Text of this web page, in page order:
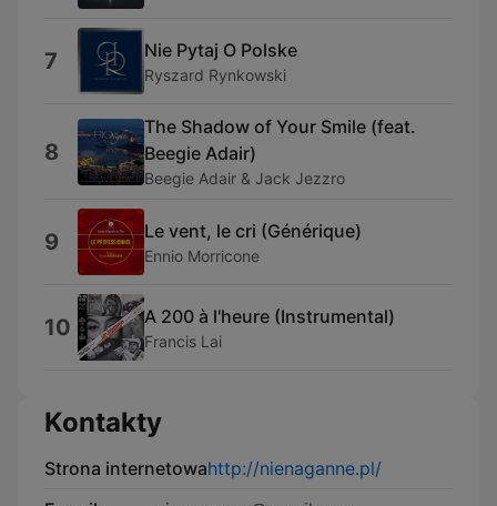
7 Nie Pytaj O Polske
Ryszard Rynkowski
8
The Shadow of Your Smile (feat.
Beegie Adair)
Beegie Adair & Jack Jezzro
9 Le vent, le cri (Générique)
Ennio Morricone
10 A 200 à l'heure (Instrumental)
Francis Lai
Kontakty
Strona internetowahttp://nienaganne.pl/